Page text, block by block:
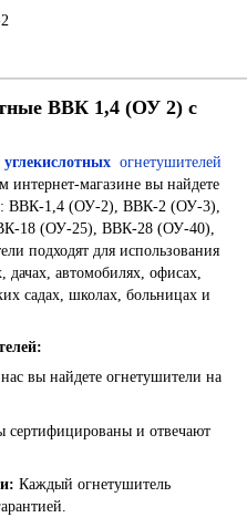
ВВК 1,4 (ОУ 2) с
углекислотных огнетушителей
магазине вы найдете
ВВК-1,4 (ОУ-2), ВВК-2 (ОУ-3),
18 (ОУ-25), ВВК-28 (ОУ-40),
подходят для использования
дачах, автомобилях, офисах,
садах, школах, больницах и
вы найдете огнетушители на
сертифицированы и отвечают
: Каждый огнетушитель